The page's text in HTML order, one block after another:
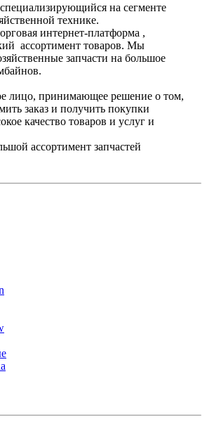
на сегменте
технике.
интернет-платформа ,
ассортимент товаров. Мы
запчасти на большое
лицо, принимающее решение о том,
заказ и получить покупки
качество товаров и услуг и
ассортимент запчастей